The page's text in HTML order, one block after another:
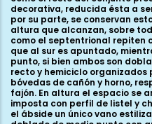
decorativa, reducida ésta a
por su parte, se conservan
altura que alcanzan, sobre
como el septentrional repiten
que al sur es apuntado,
punto, si bien ambos son
recto y hemiciclo organizados
bóvedas de cañón y horno,
fajón. En altura el espacio se
imposta con perfil de listel y
el ábside un único vano